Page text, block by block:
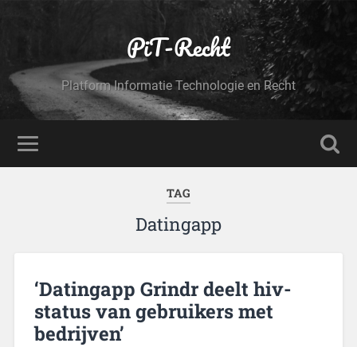
PiT-Recht
Platform Informatie Technologie en Recht
TAG
Datingapp
‘Datingapp Grindr deelt hiv-
status van gebruikers met
bedrijven’